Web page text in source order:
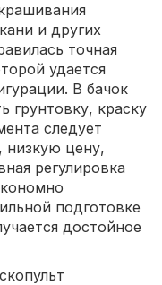
и других
точная
удается
В бачок
грунтовку, краску
следует
низкую цену,
регулировка
подготовке
достойное